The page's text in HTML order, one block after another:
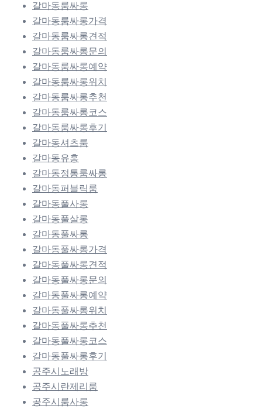
갈마동룸싸롱
갈마동룸싸롱가격
갈마동룸싸롱견적
갈마동룸싸롱문의
갈마동룸싸롱예약
갈마동룸싸롱위치
갈마동룸싸롱추천
갈마동룸싸롱코스
갈마동룸싸롱후기
갈마동셔츠룸
갈마동유흥
갈마동정통룸싸롱
갈마동퍼블릭룸
갈마동풀사롱
갈마동풀살롱
갈마동풀싸롱
갈마동풀싸롱가격
갈마동풀싸롱견적
갈마동풀싸롱문의
갈마동풀싸롱예약
갈마동풀싸롱위치
갈마동풀싸롱추천
갈마동풀싸롱코스
갈마동풀싸롱후기
공주시노래방
공주시란제리룸
공주시룸사롱